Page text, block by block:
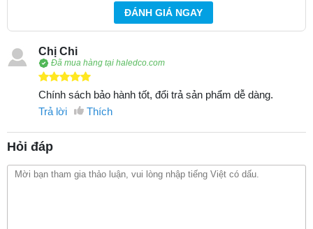
ĐÁNH GIÁ NGAY
Chị Chi
Đã mua hàng tại haledco.com
Chính sách bảo hành tốt, đổi trả sản phẩm dễ dàng.
Trả lời
Thích
Hỏi đáp